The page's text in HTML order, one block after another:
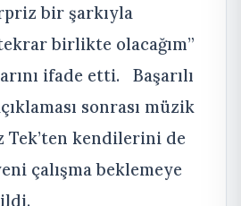
bir şarkıyla
birlikte olacağım”
ifade etti. Başarılı
sonrası müzik
kendilerini de
çalışma beklemeye